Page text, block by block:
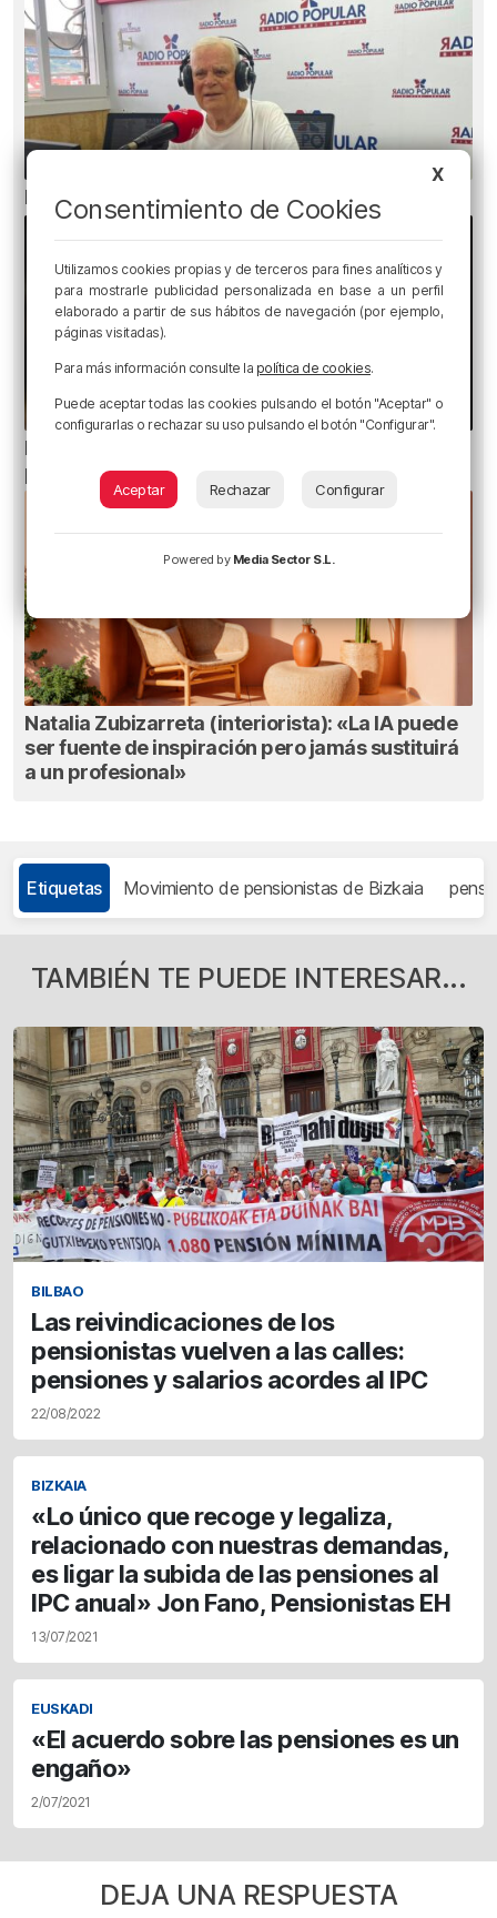
El bilbaíno que opta a un récord Guinness
Ni gafas de sol ni radiografías: los errores que
pueden dañar la retina durante el eclipse
Natalia Zubizarreta (interiorista): «La IA puede
ser fuente de inspiración pero jamás sustituirá
a un profesional»
Etiquetas Movimiento de pensionistas de Bizkaia
TAMBIÉN TE PUEDE INTERESAR...
BILBAO
Las reivindicaciones de los
pensionistas vuelven a las calles:
pensiones y salarios acordes al IPC
22/08/2022
BIZKAIA
«Lo único que recoge y legaliza,
relacionado con nuestras demandas,
es ligar la subida de las pensiones al
IPC anual» Jon Fano, Pensionistas EH
13/07/2021
EUSKADI
«El acuerdo sobre las pensiones es un
engaño»
2/07/2021
DEJA UNA RESPUESTA
X
Consentimiento de Cookies
Utilizamos cookies propias y de terceros para fines analíticos y
para mostrarle publicidad personalizada en base a un perfil
elaborado a partir de sus hábitos de navegación (por ejemplo,
páginas visitadas).
Para más información consulte la política de cookies.
Puede aceptar todas las cookies pulsando el botón "Aceptar" o
configurarlas o rechazar su uso pulsando el botón "Configurar".
Aceptar Rechazar Configurar
Powered by Media Sector S.L.